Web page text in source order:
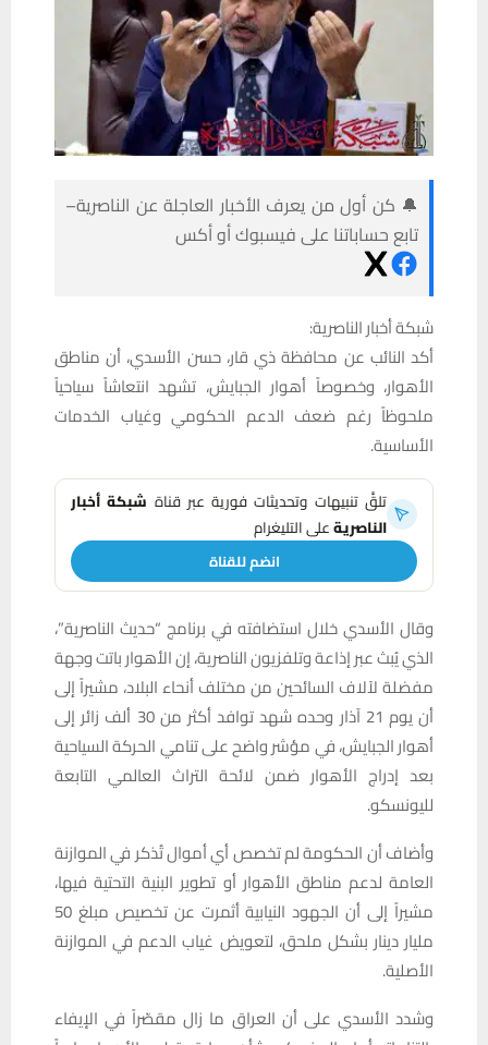
🔔 كن أول من يعرف الأخبار العاجلة عن الناصرية–
تابع حساباتنا على فيسبوك أو أكس
شبكة أخبار الناصرية:
أكد النائب عن محافظة ذي قار، حسن الأسدي، أن مناطق
الأهوار، وخصوصاً أهوار الجبايش، تشهد انتعاشاً سياحياً
ملحوظاً رغم ضعف الدعم الحكومي وغياب الخدمات
الأساسية.
تلقَّ تنبيهات وتحديثات فورية عبر قناة شبكة أخبار
الناصريةعلى التليغرام
انضم للقناة
وقال الأسدي خلال استضافته في برنامج “حديث الناصرية”،
الذي يُبث عبر إذاعة وتلفزيون الناصرية، إن الأهوار باتت وجهة
مفضلة لآلاف السائحين من مختلف أنحاء البلاد، مشيراً إلى
أن يوم 21 آذار وحده شهد توافد أكثر من 30 ألف زائر إلى
أهوار الجبايش، في مؤشر واضح على تنامي الحركة السياحية
بعد إدراج الأهوار ضمن لائحة التراث العالمي التابعة
لليونسكو.
وأضاف أن الحكومة لم تخصص أي أموال تُذكر في الموازنة
العامة لدعم مناطق الأهوار أو تطوير البنية التحتية فيها،
مشيراً إلى أن الجهود النيابية أثمرت عن تخصيص مبلغ 50
مليار دينار بشكل ملحق، لتعويض غياب الدعم في الموازنة
الأصلية.
وشدد الأسدي على أن العراق ما زال مقصّراً في الإيفاء